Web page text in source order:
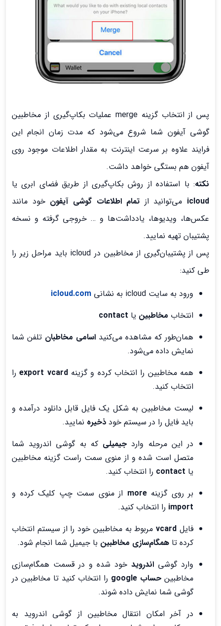
پس از انتخاب گزینه merge عملیات بکاپ‌گیری از مخاطبین
گوشی آیفون شما شروع می‌شود که مدت زمان انجام این
فرایند علاوه بر سرعت اینترنت به مقدار اطلاعات موجود روی
آیفون هم بستگی خواهد داشت.
نکته: با استفاده از روش بکاپ‌گیری از طریق فضای ابری یا
icloud می‌توانید از تمام اطلاعات گوشی آیفون خود مانند
عکس‌ها، ویدیوها، یادداشت‌ها و … خروجی گرفته و نسخه
پشتیبان تهیه نمایید.
پس از پشتیبان‌گیری از مخاطبین در icloud باید مراحل زیر را
طی کنید:
ورود به سایت icloud به نشانی
icloud.com
انتخاب مخاطبین یا contact
همان‌طور که مشاهده می‌کنید اسامی مخاطبان تلفن شما
نمایش داده می‌شود.
همه مخاطبین را انتخاب کرده و گزینه export vcard
را
انتخاب کنید.
لیست مخاطبین به شکل یک فایل قابل دانلود درآمده و
باید فایل را در سیستم خود ذخیره نمایید.
در این مرحله واردجیمیلیکه به گوشی اندروید شما
متصل است شده و از منوی سمت راست گزینه مخاطبین
یا contact را انتخاب کنید.
بر روی گزینهmore از منوی سمت چپ کلیک کرده و
import را انتخاب کنید.
فایل vcard مربوط به مخاطبین خود را از سیستم انتخاب
کرده تا همگام‌سازی مخاطبین با جیمیل شما انجام شود.
وارد گوشی اندروید خود شده و در قسمت همگام‌سازی
مخاطبین حساب google
را انتخاب کنید تا مخاطبین در
گوشی شما نمایش داده شوند.
در آخر امکان انتقال مخاطبین از گوشی اندروید به